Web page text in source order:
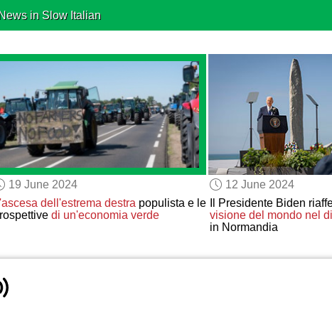
News in Slow Italian
19 June 2024
dell'estrema destrapopulista e le
di un'economia verde
12 June 2024
Il Presidente Biden
visione del mondo nel
in Normandia